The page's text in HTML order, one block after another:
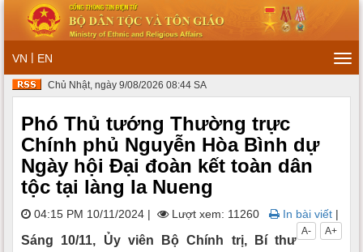
VN | EN
Chủ Nhật, ngày 9/08/2026 08:44 SA
Phó Thủ tướng Thường trực
Chính phủ Nguyễn Hòa Bình dự
Ngày hội Đại đoàn kết toàn dân
tộc tại làng Ia Nueng
04:15 PM 10/11/2024 | Lượt xem: 11260 In bài viết |
A+
A-
Sáng 10/11, Ủy viên Bộ Chính trị, Bí thư